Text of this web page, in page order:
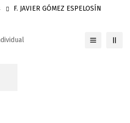
F. JAVIER GÓMEZ ESPELOSÍN